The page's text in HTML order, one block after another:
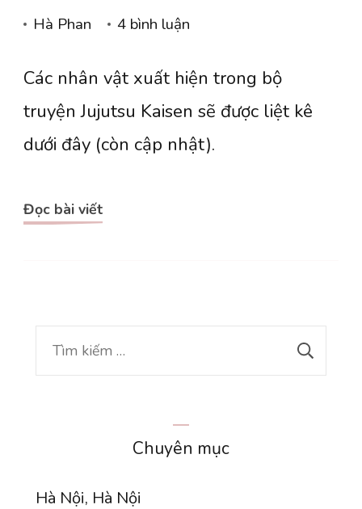
Hà Phan 4 bình luận
Kaisen]
Tên
Hán
Việt
Kaisen
Các nhân vật xuất hiện trong bộ
truyện Jujutsu Kaisen sẽ được liệt kê
dưới đây (còn cập nhật).
Đọc bài viết
Tìm
kiếm
Chuyên mục
Hà Nội, Hà Nội